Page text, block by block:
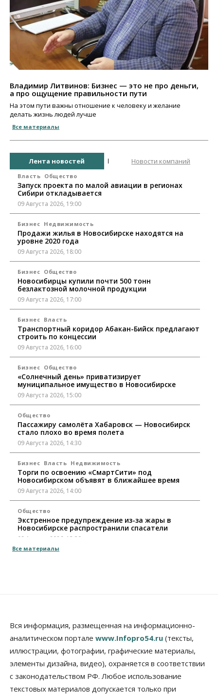
Владимир Литвинов: Бизнес — это не про деньги,
а про ощущение правильности пути
На этом пути важны отношение к человеку и желание
делать жизнь людей лучше
Все материалы
Лента новостей Новости компаний
Власть Общество
Запуск проекта по малой авиации в регионах
Сибири откладывается
09 Августа 2026, 19:00
Бизнес Недвижимость
Продажи жилья в Новосибирске находятся на
уровне 2020 года
09 Августа 2026, 18:00
Бизнес Общество
Новосибирцы купили почти 500 тонн
безлактозной молочной продукции
09 Августа 2026, 17:00
Бизнес Власть
Транспортный коридор Абакан-Бийск предлагают
строить по концессии
09 Августа 2026, 16:00
Бизнес Общество
«Солнечный день» приватизирует
муниципальное имущество в Новосибирске
09 Августа 2026, 15:00
Общество
Пассажиру самолёта Хабаровск — Новосибирск
стало плохо во время полета
09 Августа 2026, 14:30
Бизнес Власть Недвижимость
Торги по освоению «СмартСити» под
Новосибирском объявят в ближайшее время
09 Августа 2026, 14:00
Общество
Экстренное предупреждение из-за жары в
Новосибирске распространили спасатели
09 Августа 2026, 13:30
«бронировать» со школы
Авто Общество
Не катастрофа, а стресс-тест: эксперт
новосибирской сети СТО пояснил кому можно
заливать бензин Евро‑2
09 Августа 2026, 10:00
Все материалы
Вся информация, размещенная на информационно-
аналитическом портале www.Infopro54.ru (тексты,
иллюстрации, фотографии, графические материалы,
элементы дизайна, видео), охраняется в соответствии
с законодательством РФ. Любое использование
текстовых материалов допускается только при